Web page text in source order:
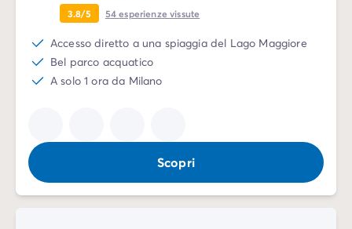
Campeggio Costa Azzurra
Campeggio Gardaland
Campeggio Isola d'elba
Campeggio Mediterraneo
Offerte lampo
Vantaggi & buone offerte
3.8/5 54esperienze vissute
Accesso diretto a una spiaggia del Lago Maggiore
Bel parco acquatico
A solo 1 ora da Milano
Scopri